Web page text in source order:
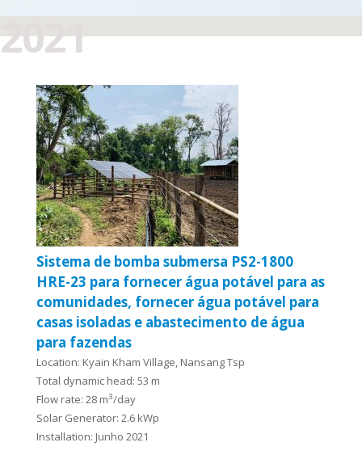
2021
Sistema de bomba submersa PS2-1800
HRE-23 para fornecer água potável para as
comunidades, fornecer água potável para
casas isoladas e abastecimento de água
para fazendas
Location: Kyain Kham Village, Nansang Tsp
Total dynamic head: 53 m
Flow rate: 28 m3/day
Solar Generator: 2.6 kWp
Installation: Junho 2021